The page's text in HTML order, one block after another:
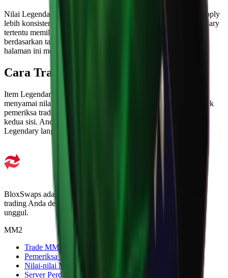
Nilai Legendary lebih stabil daripada tier lebih tinggi karena supply
lebih konsisten. Permintaan tetap berperan, dengan item Legendary
tertentu memiliki nilai jauh lebih tinggi daripada yang lain
berdasarkan tampilan dan cara awal mendapatkannya. Nilai di
halaman ini mencerminkan data pasar saat ini.
Cara Trade Item Legendary di MM2
Item Legendary umum digunakan dalam trade multi-item untuk
menyamai nilai satu senjata tier lebih tinggi. Sebelum trading, cek
pemeriksa trade MM2 untuk memastikan totalnya seimbang di
kedua sisi. Anda juga dapat menemukan dan menukar item
Legendary langsung di BloxSwaps.
BloxSwaps adalah platform tepercaya untuk semua kebutuhan
trading Anda dengan transaksi aman dan dukungan pelanggan
unggul.
MM2
Trade MM2
Pemeriksa Trade MM2
Nilai-nilai MM2
Server Perdagangan MM2